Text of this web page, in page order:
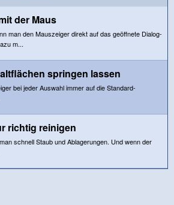
der Maus
man den Mauszeiger direkt auf das geöffnete Dialog-
m...
springen lassen
bei jeder Auswahl immer auf die Standard-
richtig reinigen
schnell Staub und Ablagerungen. Und wenn der